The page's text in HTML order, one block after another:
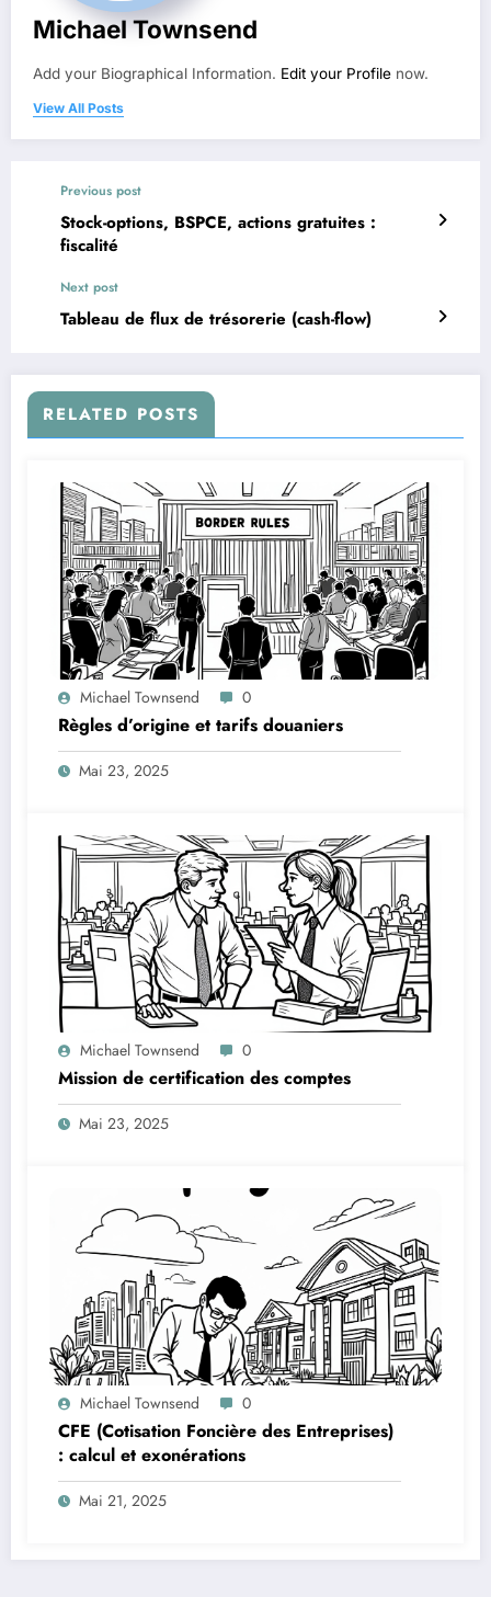
Michael Townsend
Add your Biographical Information. Edit your Profile now.
View All Posts
Previous post
Stock-options, BSPCE, actions gratuites :
fiscalité
Next post
Tableau de flux de trésorerie (cash-flow)
RELATED POSTS
Michael Townsend 0
Règles d’origine et tarifs douaniers
Mai 23, 2025
Michael Townsend 0
Mission de certification des comptes
Mai 23, 2025
Michael Townsend 0
CFE (Cotisation Foncière des Entreprises)
: calcul et exonérations
Mai 21, 2025